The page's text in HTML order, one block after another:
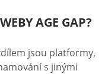
AGE GAP?
jsou platformy,
s jinými